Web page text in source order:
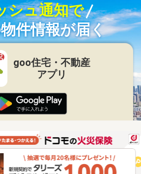
シュ通知で
件情報が届く
goo住宅・不動産
アプリ